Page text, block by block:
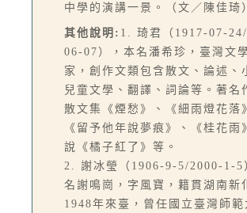
中學的演講一景。（文／陳佳琦
其他說明: 1. 琦君（1917-07-
06-07），本名潘希珍，臺灣文
家，創作文類包含散文、論述、
兒童文學、翻譯、詞論等。著名
散文集《煙愁》、《細雨燈花落
《留予他年說夢痕》、《桂花雨
說《橘子紅了》等。
2. 謝冰瑩（1906-9-5/2000-1-5
名謝鳴崗，字風寶，籍貫湖南新
1948年來臺，曾任國立臺灣師範